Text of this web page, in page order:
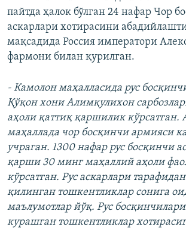
пайтда ҳалок бўлган 24 нафар Чор
аскарлари хотирасини
мақсадида Россия императори
фармони билан қурилган.
- Камолон маҳалласида рус
Қўқон хони Алимқулихон
аҳоли қаттиқ қаршилик
маҳаллада чор босқинчи армияси
учраган. 1300 нафар рус босқинчи
қарши 30 минг маҳаллий аҳоли
кўрсатган. Рус аскарлари
қилинган тошкентликлар сонига
маълумотлар йўқ. Рус
курашган тошкентликлар